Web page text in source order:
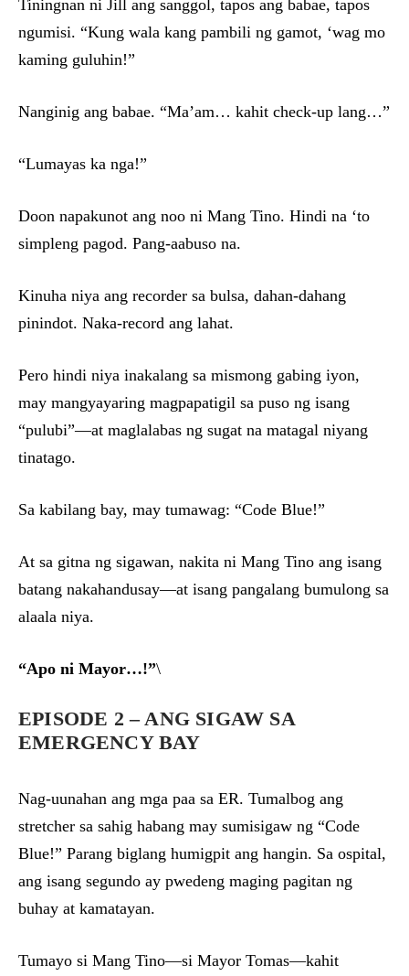
Tiningnan ni Jill ang sanggol, tapos ang babae, tapos
ngumisi. “Kung wala kang pambili ng gamot, ‘wag mo
kaming guluhin!”
Nanginig ang babae. “Ma’am… kahit check-up lang…”
“Lumayas ka nga!”
Doon napakunot ang noo ni Mang Tino. Hindi na ‘to
simpleng pagod. Pang-aabuso na.
Kinuha niya ang recorder sa bulsa, dahan-dahang
pinindot. Naka-record ang lahat.
Pero hindi niya inakalang sa mismong gabing iyon,
may mangyayaring magpapatigil sa puso ng isang
“pulubi”—at maglalabas ng sugat na matagal niyang
tinatago.
Sa kabilang bay, may tumawag: “Code Blue!”
At sa gitna ng sigawan, nakita ni Mang Tino ang isang
batang nakahandusay—at isang pangalang bumulong sa
alaala niya.
“Apo ni Mayor…!”\
EPISODE 2 – ANG SIGAW SA
EMERGENCY BAY
Nag-uunahan ang mga paa sa ER. Tumalbog ang
stretcher sa sahig habang may sumisigaw ng “Code
Blue!” Parang biglang humigpit ang hangin. Sa ospital,
ang isang segundo ay pwedeng maging pagitan ng
buhay at kamatayan.
Tumayo si Mang Tino—si Mayor Tomas—kahit